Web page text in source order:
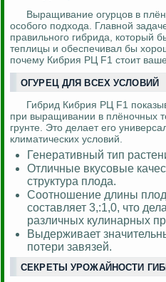
Выращивание огурцов в
особого подхода. Главной
правильного гибрида, который
теплицы и обеспечивал бы
почему Кибрия РЦ F1 стоит
ОГУРЕЦ ДЛЯ ВСЕХ УСЛОВИЙ
Гибрид Кибрия РЦ F1
при выращивании в плёночных
грунте. Это делает его
климатических условий.
Генеративный тип
Отличные вкусовые
структура плода.
Соотношение длины
составляет 3,:1,0, что
различных кулинарных
Выдерживает
потери завязей.
СЕКРЕТЫ УРОЖАЙНОСТИ